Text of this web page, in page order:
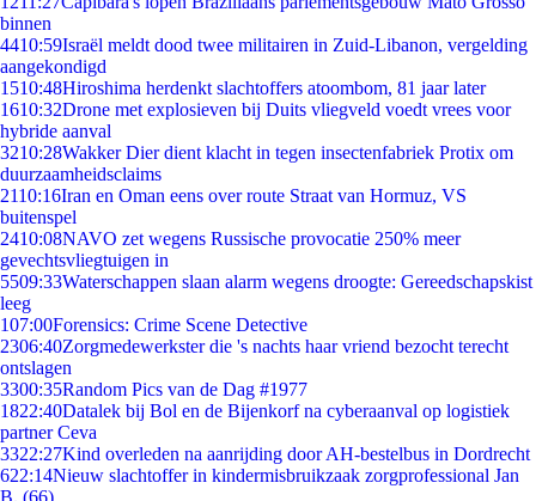
binnen
4410:59Israël meldt dood twee militairen in Zuid-Libanon, vergelding
aangekondigd
1510:48Hiroshima herdenkt slachtoffers atoombom, 81 jaar later
1610:32Drone met explosieven bij Duits vliegveld voedt vrees voor
hybride aanval
3210:28Wakker Dier dient klacht in tegen insectenfabriek Protix om
duurzaamheidsclaims
2110:16Iran en Oman eens over route Straat van Hormuz, VS
buitenspel
2410:08NAVO zet wegens Russische provocatie 250% meer
gevechtsvliegtuigen in
5509:33Waterschappen slaan alarm wegens droogte: Gereedschapskist
leeg
107:00Forensics: Crime Scene Detective
2306:40Zorgmedewerkster die 's nachts haar vriend bezocht terecht
ontslagen
3300:35Random Pics van de Dag #1977
1822:40Datalek bij Bol en de Bijenkorf na cyberaanval op logistiek
partner Ceva
3322:27Kind overleden na aanrijding door AH-bestelbus in Dordrecht
622:14Nieuw slachtoffer in kindermisbruikzaak zorgprofessional Jan
B. (66)